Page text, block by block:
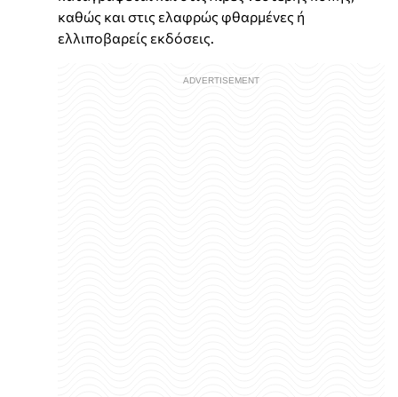
καθώς και στις ελαφρώς φθαρμένες ή
ελλιποβαρείς εκδόσεις.